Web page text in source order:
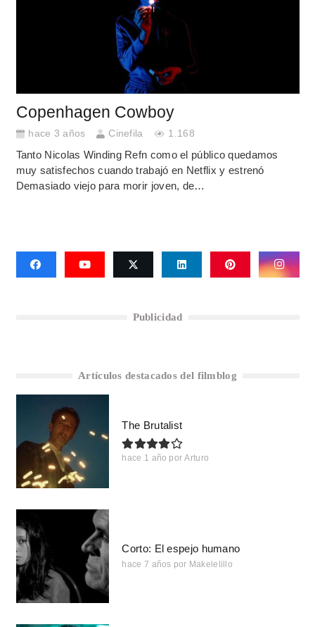
Copenhagen Cowboy
hace 3 años Cinefila 1.168
Tanto Nicolas Winding Refn como el público quedamos
muy satisfechos cuando trabajó en Netflix y estrenó
Demasiado viejo para morir joven, de…
Publicidad
Artículos destacados del filmblog
The Brutalist
hace 1 año por Arturo
Corto: El espejo humano
hace 7 años por Makelelillo